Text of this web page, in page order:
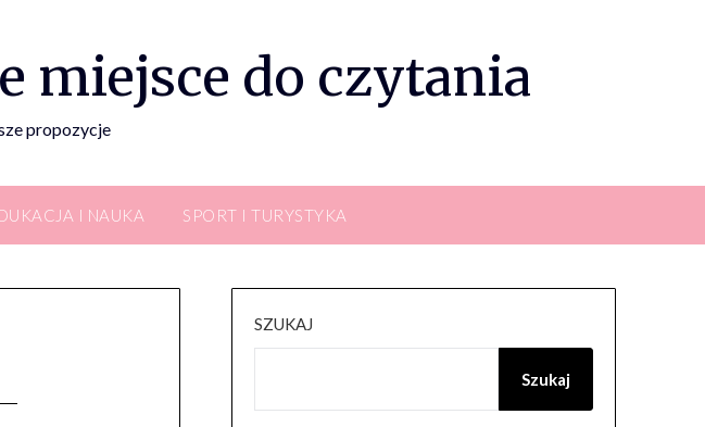
miejsce do czytania
propozycje
I NAUKA SPORT I TURYSTYKA
SZUKAJ
Szukaj